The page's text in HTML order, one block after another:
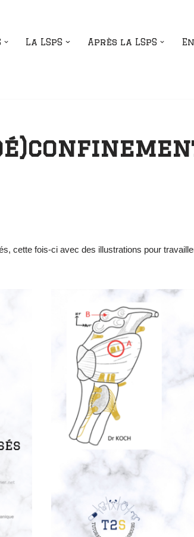
La LSpS Après la LSpS
cette fois-ci avec des illustrations pour